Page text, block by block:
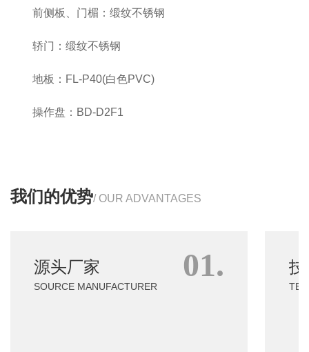
前侧板、门楣：缎纹不锈钢
轿门：缎纹不锈钢
地板：FL-P40(白色PVC)
操作盘：BD-D2F1
我们的优势/ OUR ADVANTAGES
01.
源头厂家
SOURCE MANUFACTURER
SOURCE MANUFACTURER 技